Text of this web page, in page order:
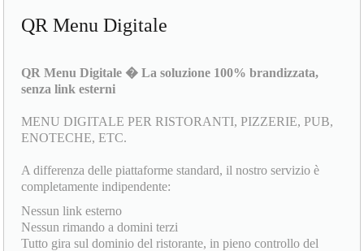
QR Menu Digitale
QR Menu Digitale � La soluzione 100% brandizzata,
senza link esterni
MENU DIGITALE PER RISTORANTI, PIZZERIE, PUB,
ENOTECHE, ETC.
A differenza delle piattaforme standard, il nostro servizio è
completamente indipendente:
Nessun link esterno
Nessun rimando a domini terzi
Tutto gira sul dominio del ristorante, in pieno controllo del